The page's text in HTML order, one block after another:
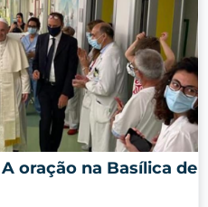
oração na Basílica de